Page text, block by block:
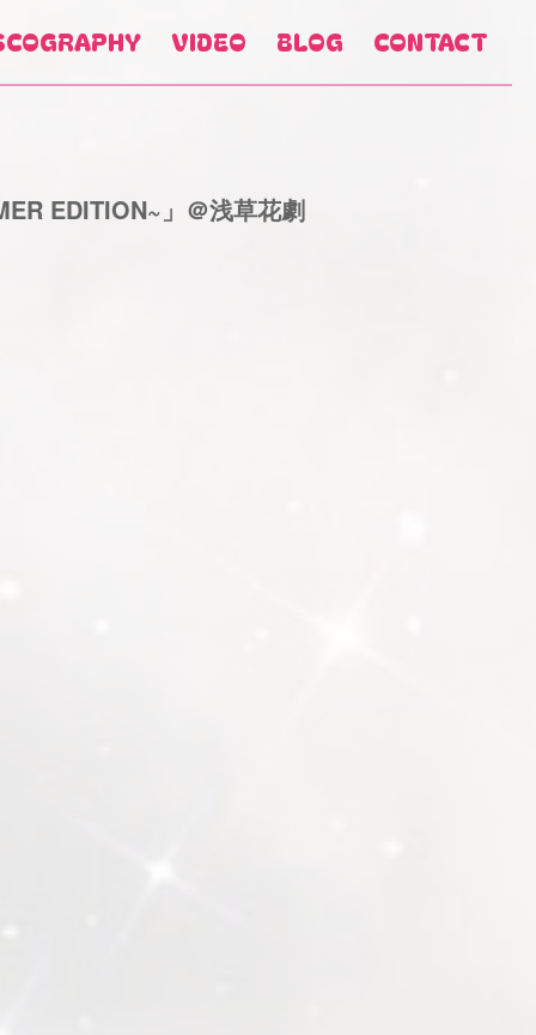
VIDEO BLOG CONTACT
EDITION~」＠浅草花劇